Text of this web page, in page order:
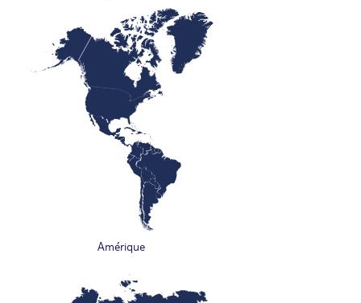
Amérique